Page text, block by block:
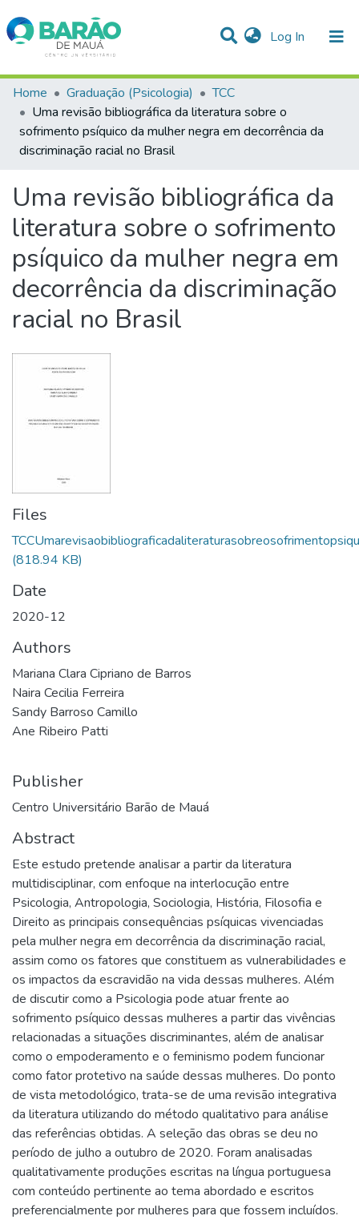
Log In (current)
Communities & Collections
Statistics
All of DSpace
Home Graduação (Psicologia)
TCC
Uma revisão bibliográfica da literatura sobre o
sofrimento psíquico da mulher negra em decorrência da
discriminação racial no Brasil
Uma revisão bibliográfica da
literatura sobre o sofrimento
psíquico da mulher negra em
decorrência da discriminação
racial no Brasil
Files
(818.94 KB)
Date
2020-12
Authors
Mariana Clara Cipriano de Barros
Naira Cecilia Ferreira
Sandy Barroso Camillo
Ane Ribeiro Patti
Publisher
Centro Universitário Barão de Mauá
Abstract
Este estudo pretende analisar a partir da literatura
multidisciplinar, com enfoque na interlocução entre
Psicologia, Antropologia, Sociologia, História, Filosofia e
Direito as principais consequências psíquicas vivenciadas
pela mulher negra em decorrência da discriminação racial,
assim como os fatores que constituem as vulnerabilidades e
os impactos da escravidão na vida dessas mulheres. Além
de discutir como a Psicologia pode atuar frente ao
sofrimento psíquico dessas mulheres a partir das vivências
relacionadas a situações discriminantes, além de analisar
como o empoderamento e o feminismo podem funcionar
como fator protetivo na saúde dessas mulheres. Do ponto
de vista metodológico, trata-se de uma revisão integrativa
da literatura utilizando do método qualitativo para análise
das referências obtidas. A seleção das obras se deu no
período de julho a outubro de 2020. Foram analisadas
qualitativamente produções escritas na língua portuguesa
com conteúdo pertinente ao tema abordado e escritos
preferencialmente por mulheres para que fossem incluídos.